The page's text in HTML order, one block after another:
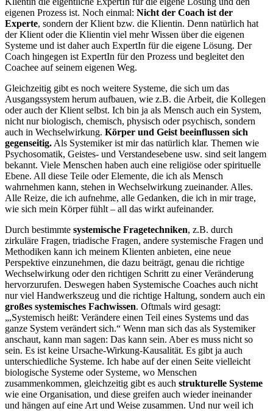
eigenen Prozess ist. Noch einmal: Nicht der Coach ist der
Experte, sondern der Klient bzw. die Klientin. Denn natürlich hat
der Klient oder die Klientin viel mehr Wissen über die eigenen
Systeme und ist daher auch ExpertIn für die eigene Lösung. Der
Coach hingegen ist ExpertIn für den Prozess und begleitet den
Coachee auf seinem eigenen Weg.
Gleichzeitig gibt es noch weitere Systeme, die sich um das
Ausgangssystem herum aufbauen, wie z.B. die Arbeit, die Kollegen
oder auch der Klient selbst. Ich bin ja als Mensch auch ein System,
nicht nur biologisch, chemisch, physisch oder psychisch, sondern
auch in Wechselwirkung. Körper und Geist beeinflussen sich
gegenseitig. Als Systemiker ist mir das natürlich klar. Themen wie
Psychosomatik, Geistes- und Verstandesebene usw. sind seit langem
bekannt. Viele Menschen haben auch eine religiöse oder spirituelle
Ebene. All diese Teile oder Elemente, die ich als Mensch
wahrnehmen kann, stehen in Wechselwirkung zueinander. Alles.
Alle Reize, die ich aufnehme, alle Gedanken, die ich in mir trage,
wie sich mein Körper fühlt – all das wirkt aufeinander.
Durch bestimmte systemische Fragetechniken, z.B. durch
zirkuläre Fragen, triadische Fragen, andere systemische Fragen und
Methodiken kann ich meinem Klienten anbieten, eine neue
Perspektive einzunehmen, die dazu beiträgt, genau die richtige
Wechselwirkung oder den richtigen Schritt zu einer Veränderung
hervorzurufen. Deswegen haben Systemische Coaches auch nicht
nur viel Handwerkszeug und die richtige Haltung, sondern auch ein
großes systemisches Fachwissen. Oftmals wird gesagt:
„,Systemisch heißt: Verändere einen Teil eines Systems und das
ganze System verändert sich.“ Wenn man sich das als Systemiker
anschaut, kann man sagen: Das kann sein. Aber es muss nicht so
sein. Es ist keine Ursache-Wirkung-Kausalität. Es gibt ja auch
unterschiedliche Systeme. Ich habe auf der einen Seite vielleicht
biologische Systeme oder Systeme, wo Menschen
zusammenkommen, gleichzeitig gibt es auch strukturelle Systeme
wie eine Organisation, und diese greifen auch wieder ineinander
und hängen auf eine Art und Weise zusammen. Und nur weil ich